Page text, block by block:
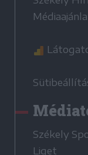
Székely
Liget